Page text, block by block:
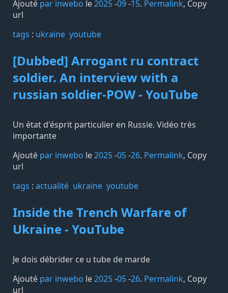
Ajouté par inwebo le2025-09-15. Permalink, Copy
url
tags️ : ukraine youtube
[Dubbed] Arrogant ru contract
soldier. An interview with a
russian soldier-POW - YouTube
Un état d'ésprit particulier en Russie. Vidéo très
importante
Ajouté par inwebo le2025-05-26. Permalink, Copy
url
tags️ : actualité ukraine youtube
Inside the Trench Warfare of
Ukraine - YouTube
Je dois débrider ce u tube de marde
Ajouté par inwebo le2025-05-26. Permalink, Copy
url